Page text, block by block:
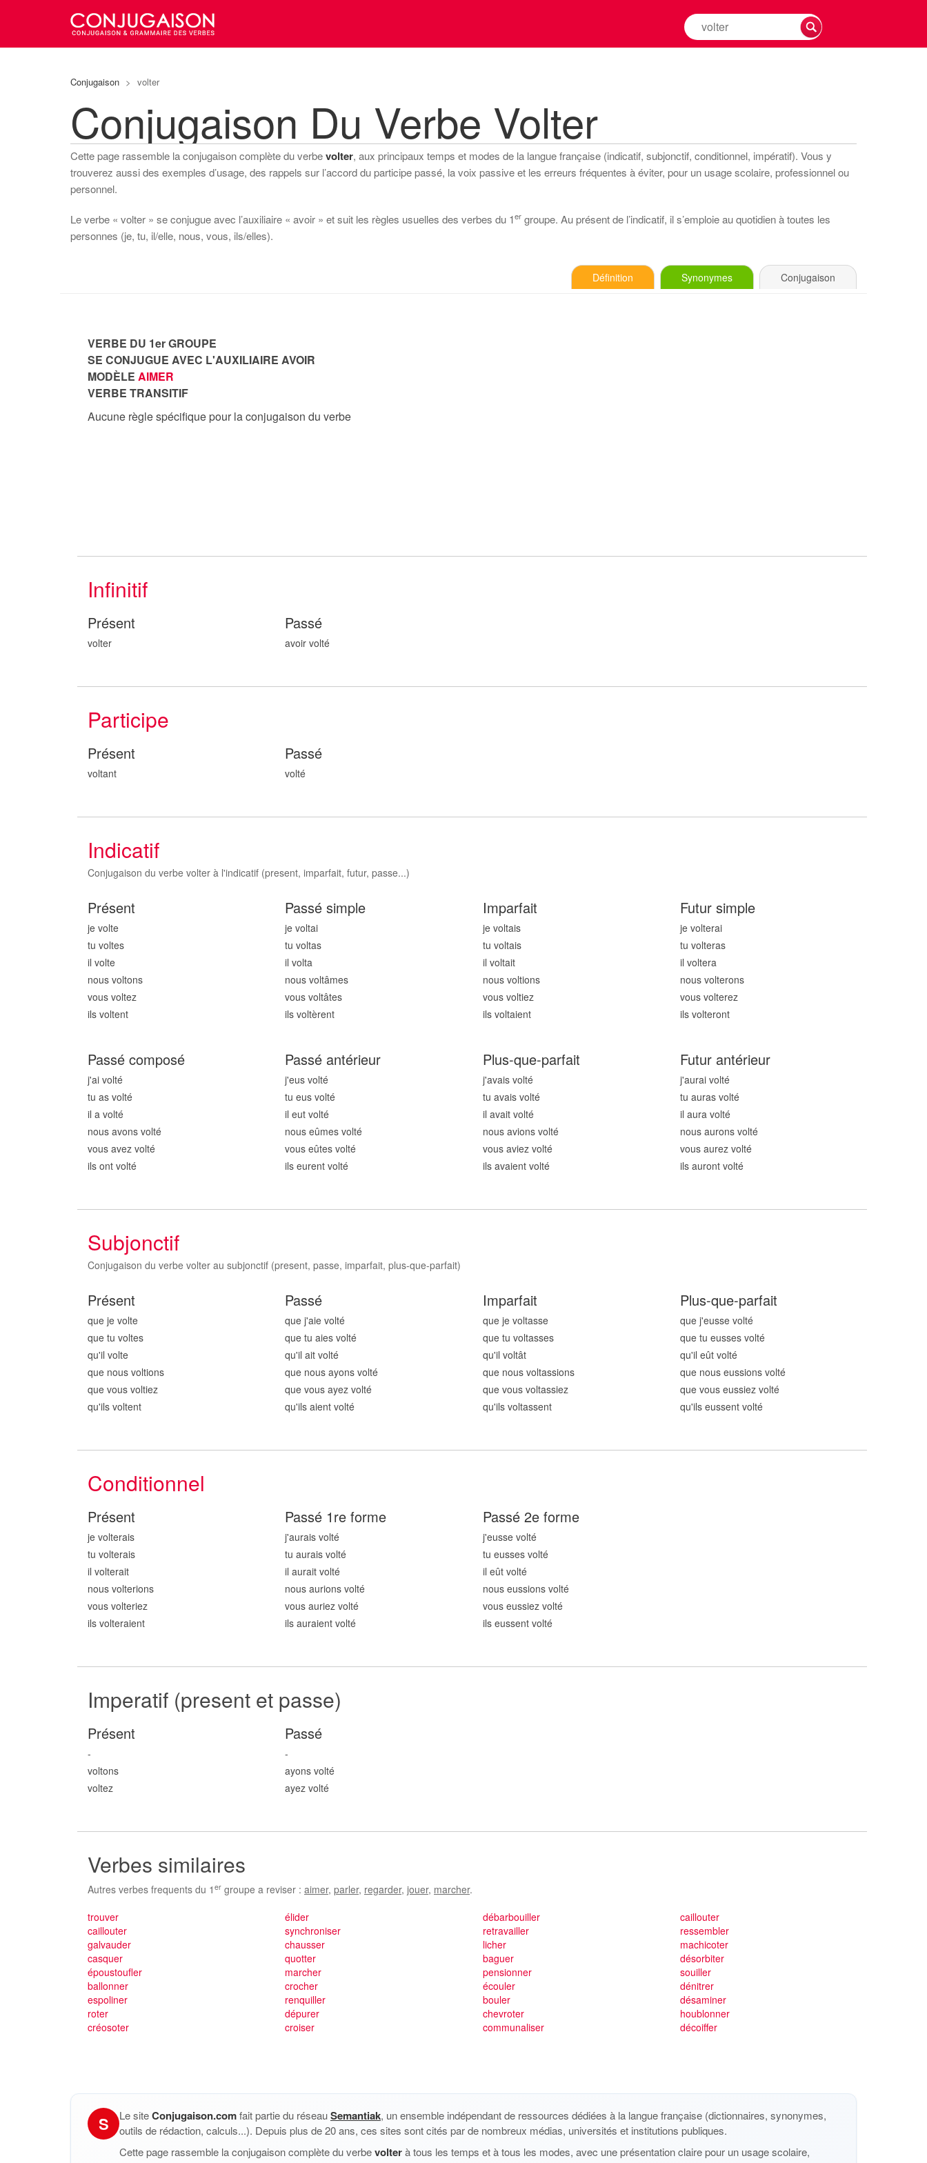
Rechercher
la
Conjugaison > volter
Conjugaison Du Verbe Volter
Cette page rassemble la conjugaison complète du verbevolter, aux principaux temps et modes de la langue française (indicatif, subjonctif, conditionnel, impératif). Vous y
trouverez aussi des exemples d’usage, des rappels sur l’accord du participe passé, la voix passive et les erreurs fréquentes à éviter, pour un usage scolaire, professionnel ou
personnel.
Le verbe « volter » se conjugue avec l’auxiliaire « avoir » et suit les règles usuelles des verbes du 1er groupe. Au présent de l’indicatif, il s’emploie au quotidien à toutes les
personnes (je, tu, il/elle, nous, vous, ils/elles).
Définition Synonymes Conjugaison
VERBE DU 1er GROUPE
SE CONJUGUE AVEC L'AUXILIAIRE AVOIR
MODÈLE AIMER
VERBE TRANSITIF
Aucune règle spécifique pour la conjugaison du verbe
Infinitif
Présent
volter
Passé
avoir volté
Participe
Présent
voltant
Passé
volté
Indicatif
Conjugaison du verbe volter à l'indicatif (present, imparfait, futur, passe...)
Présent
je volte
tu voltes
il volte
nous voltons
vous voltez
ils voltent
Passé simple
je voltai
tu voltas
il volta
nous voltâmes
vous voltâtes
ils voltèrent
Imparfait
je voltais
tu voltais
il voltait
nous voltions
vous voltiez
ils voltaient
Futur simple
je volterai
tu volteras
il voltera
nous volterons
vous volterez
ils volteront
Passé composé
j'ai volté
tu as volté
il a volté
nous avons volté
vous avez volté
ils ont volté
Passé antérieur
j'eus volté
tu eus volté
il eut volté
nous eûmes volté
vous eûtes volté
ils eurent volté
Plus-que-parfait
j'avais volté
tu avais volté
il avait volté
nous avions volté
vous aviez volté
ils avaient volté
Futur antérieur
j'aurai volté
tu auras volté
il aura volté
nous aurons volté
vous aurez volté
ils auront volté
Subjonctif
Conjugaison du verbe volter au subjonctif (present, passe, imparfait, plus-que-parfait)
Présent
que je volte
que tu voltes
qu'il volte
que nous voltions
que vous voltiez
qu'ils voltent
Passé
que j'aie volté
que tu aies volté
qu'il ait volté
que nous ayons volté
que vous ayez volté
qu'ils aient volté
Imparfait
que je voltasse
que tu voltasses
qu'il voltât
que nous voltassions
que vous voltassiez
qu'ils voltassent
Plus-que-parfait
que j'eusse volté
que tu eusses volté
qu'il eût volté
que nous eussions volté
que vous eussiez volté
qu'ils eussent volté
Conditionnel
Présent
je volterais
tu volterais
il volterait
nous volterions
vous volteriez
ils volteraient
Passé 1re forme
j'aurais volté
tu aurais volté
il aurait volté
nous aurions volté
vous auriez volté
ils auraient volté
Passé 2e forme
j'eusse volté
tu eusses volté
il eût volté
nous eussions volté
vous eussiez volté
ils eussent volté
Imperatif (present et passe)
Présent
-
voltons
voltez
Passé
-
ayons volté
ayez volté
Verbes similaires
Autres verbes frequents du 1 er groupe a reviser : aimer, parler, regarder, jouer, marcher.
trouver
caillouter
galvauder
casquer
époustoufler
ballonner
espoliner
roter
créosoter
élider
synchroniser
chausser
quotter
marcher
crocher
renquiller
dépurer
croiser
débarbouiller
retravailler
licher
baguer
pensionner
écouler
bouler
chevroter
communaliser
caillouter
ressembler
machicoter
désorbiter
souiller
dénitrer
désaminer
houblonner
décoiffer
S Le siteConjugaison.comfait partie du réseauSemantiak, un ensemble indépendant de ressources dédiées à la langue française (dictionnaires, synonymes,
outils de rédaction, calculs...). Depuis plus de 20 ans, ces sites sont cités par de nombreux médias, universités et institutions publiques.
Cette page rassemble la conjugaison complète du verbevolterà tous les temps et à tous les modes, avec une présentation claire pour un usage scolaire,